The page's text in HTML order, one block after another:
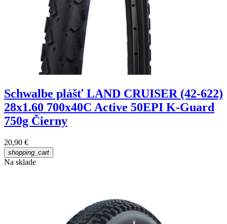
Schwalbe plášť LAND CRUISER (42-622)
28x1.60 700x40C Active 50EPI K-Guard
750g Čierny
20,90 €
shopping_cart
Na sklade